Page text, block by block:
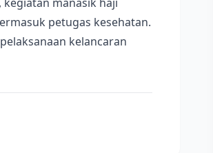
petugas kesehatan.
kelancaran